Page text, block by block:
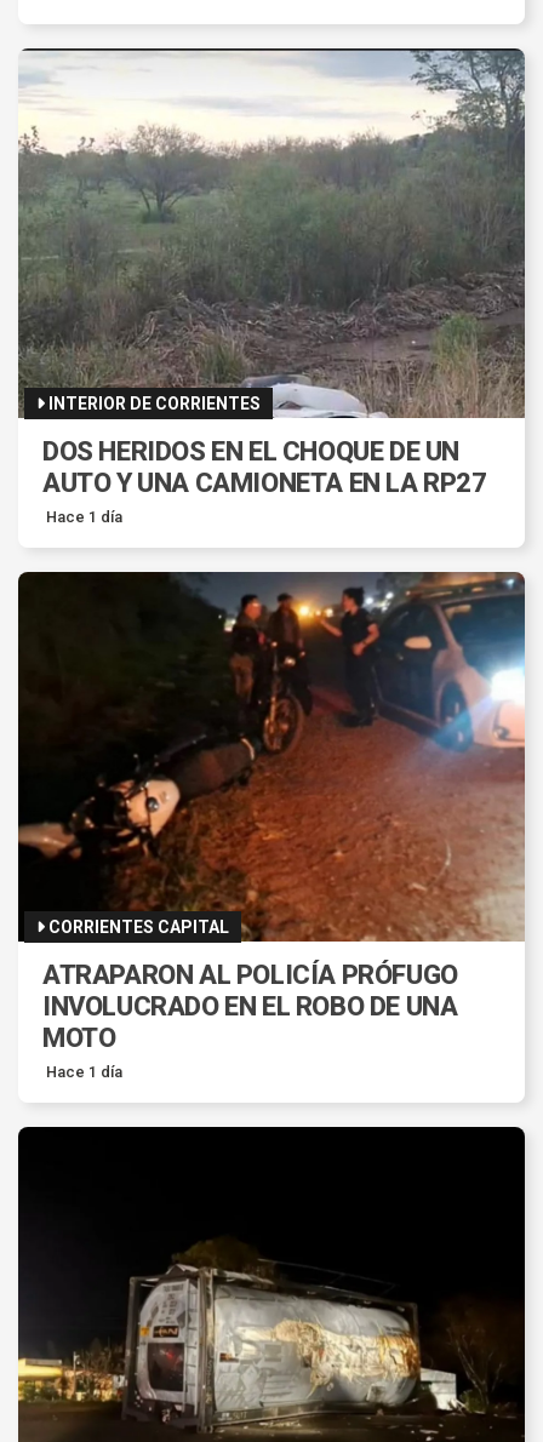
INTERIOR DE CORRIENTES
DOS HERIDOS EN EL CHOQUE DE UN
AUTO Y UNA CAMIONETA EN LA RP27
Hace 1 día
CORRIENTES CAPITAL
ATRAPARON AL POLICÍA PRÓFUGO
INVOLUCRADO EN EL ROBO DE UNA
MOTO
Hace 1 día